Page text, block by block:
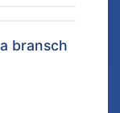
bransch